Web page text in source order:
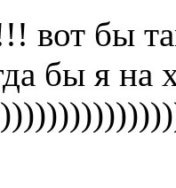
вот бы
бы я на